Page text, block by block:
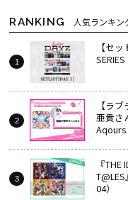
RANKING 人気ランキン
【セ
【ラ
亜貴さ
Aqours
『
04）